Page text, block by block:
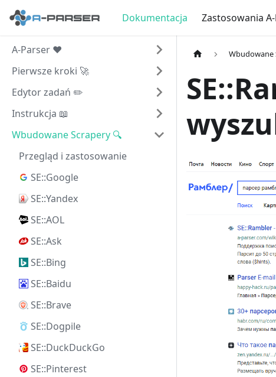
Dokumentacja Zastosowania
A-Parser ❤️
Pierwsze kroki 🚀
Edytor zadań ✏️
Instrukcja 📖
Wbudowane Scrapery 🔍
Przegląd i zastosowanie
SE::Google
SE::Yandex
SE::AOL
SE::Ask
SE::Bing
SE::Baidu
SE::Brave
SE::Dogpile
SE::DuckDuckGo
SE::Pinterest
Wbudowane